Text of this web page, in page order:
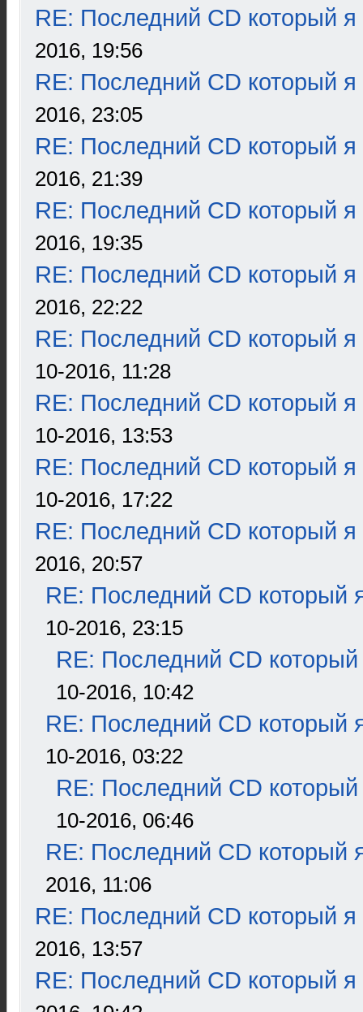
RE: Последний CD который я
2016, 19:56
RE: Последний CD который я
2016, 23:05
RE: Последний CD который я
2016, 21:39
RE: Последний CD который я
2016, 19:35
RE: Последний CD который я
2016, 22:22
RE: Последний CD который я
10-2016, 11:28
RE: Последний CD который я
10-2016, 13:53
RE: Последний CD который я
10-2016, 17:22
RE: Последний CD который я
2016, 20:57
RE: Последний CD который
10-2016, 23:15
RE: Последний CD который
10-2016, 10:42
RE: Последний CD который
10-2016, 03:22
RE: Последний CD который
10-2016, 06:46
RE: Последний CD который
2016, 11:06
RE: Последний CD который я
2016, 13:57
RE: Последний CD который я